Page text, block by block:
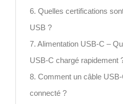
6. Quelles certifications
USB ?
7. Alimentation USB-C –
USB-C chargé rapidement
8. Comment un câble
connecté ?